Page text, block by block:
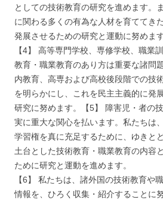
としての技術教育の研究を進めます。
に関わる多くの有為な人材を育ててき
発展させるための研究と運動に努めます
【4】 高等専門学校、専修学校、職業
教育・職業教育のあり方は重要な諸問
内教育、高専および高校後段階での技
を明らかにし、これを民主主義的に発
研究に努めます。【5】 障害児・者の
実に重大な関心を払います。私たちは
学習権を真に充足するために、ゆきと
土台とした技術教育・職業教育の内容
ために研究と運動を進めます。
【6】 私たちは、諸外国の技術教育や
情報を、ひろく収集・紹介することに